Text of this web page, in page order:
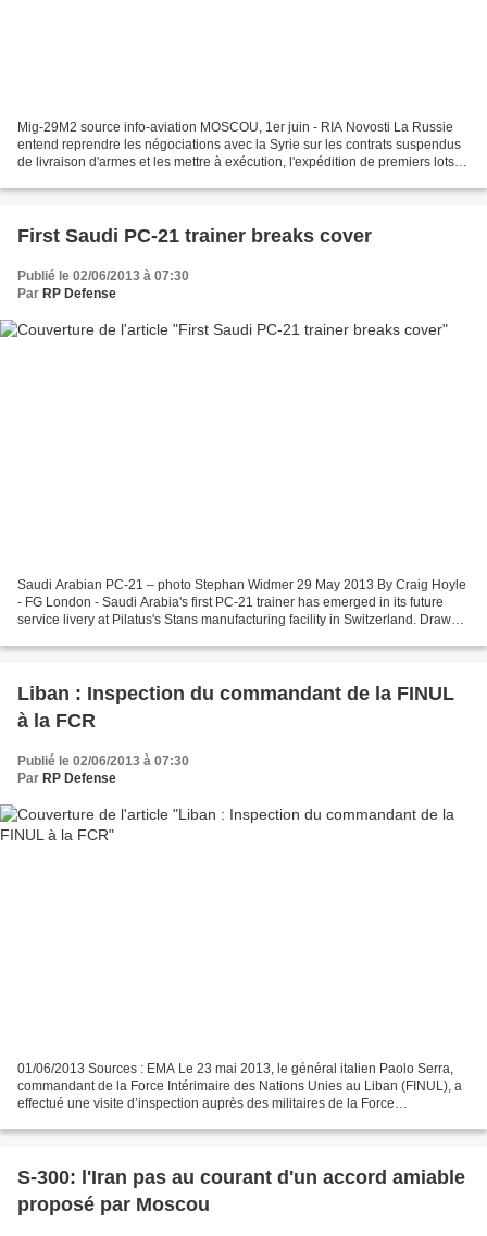
Mig-29M2 source info-aviation MOSCOU, 1er juin - RIA Novosti La Russie
entend reprendre les négociations avec la Syrie sur les contrats suspendus
de livraison d'armes et les mettre à exécution, l'expédition de premiers lots
First Saudi PC-21 trainer breaks cover
Publié le 02/06/2013 à 07:30
Par RP Defense
Saudi Arabian PC-21 – photo Stephan Widmer 29 May 2013 By Craig Hoyle
- FG London - Saudi Arabia's first PC-21 trainer has emerged in its future
service livery at Pilatus's Stans manufacturing facility in Switzerland. Drawn
Liban : Inspection du commandant de la FINUL
à la FCR
Publié le 02/06/2013 à 07:30
Par RP Defense
01/06/2013 Sources : EMA Le 23 mai 2013, le général italien Paolo Serra,
commandant de la Force Intérimaire des Nations Unies au Liban (FINUL), a
effectué une visite d’inspection auprès des militaires de la Force
S-300: l'Iran pas au courant d'un accord amiable
proposé par Moscou